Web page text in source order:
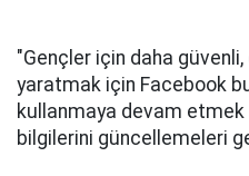
"Gençler için daha
yaratmak için Facebook
kullanmaya devam etmek
bilgilerini güncellemeleri